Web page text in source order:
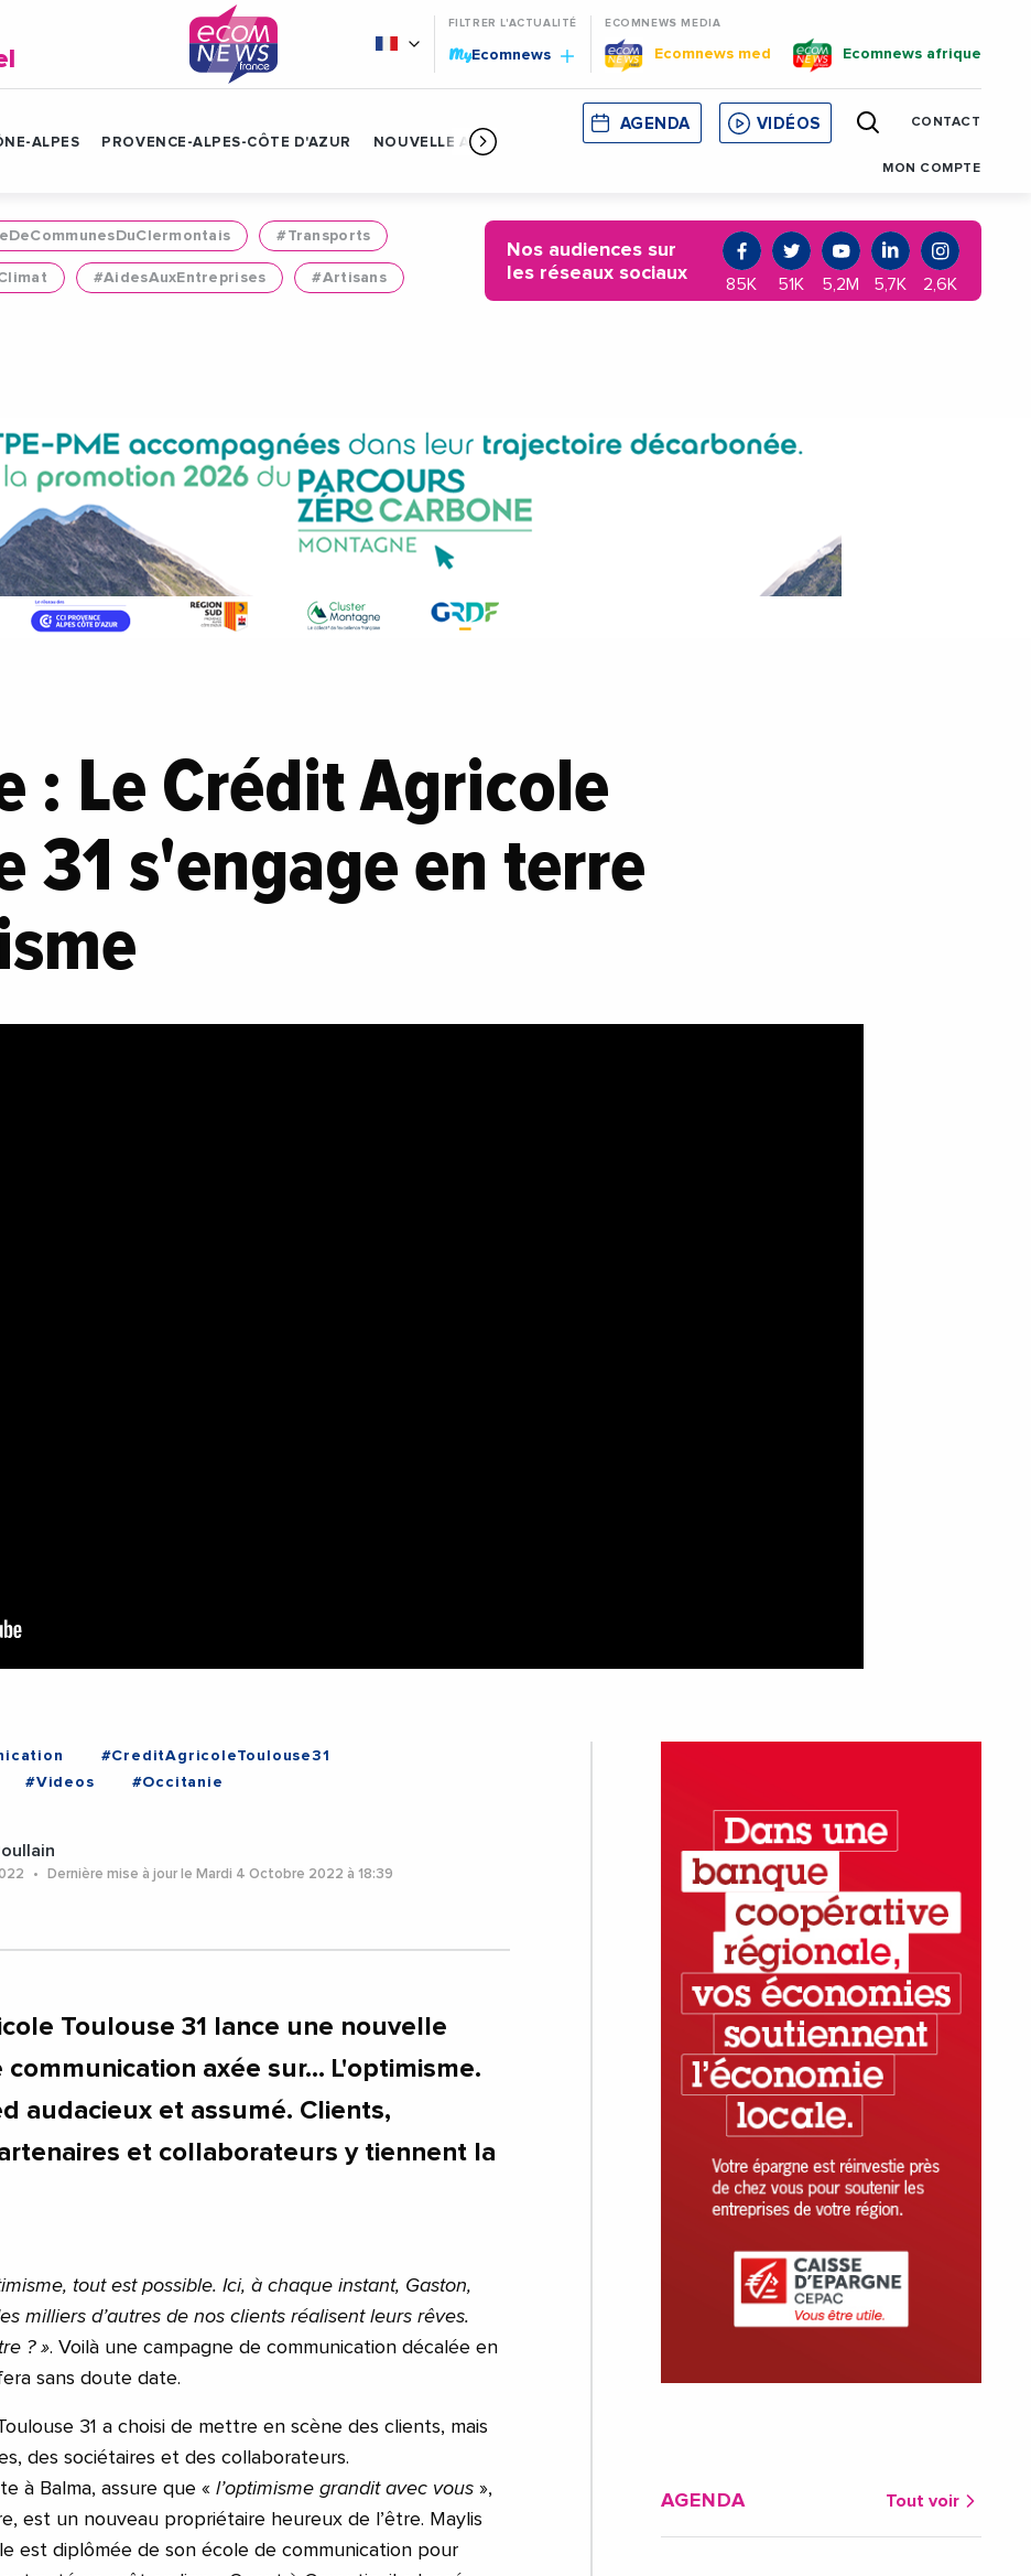
FILTRER L'ACTUALITÉ
MyEcomnews
ECOMNEWS MEDIA
Ecomnews med Ecomnews afrique
ALPES PROVENCE-ALPES-CÔTE D'AZUR NOUVELLE AQUITAINE CORSE MONACO CATALOGNE
AGENDA VIDÉOS CONTACT
MON COMPTE
#Transports
#AidesAuxEntreprises #Artisans
Nos audiences sur
les réseaux sociaux
85K 51K 5,2M 5,7K 2,6K
: Le Crédit Agricole
31 s'engage en terre
#CreditAgricoleToulouse31
#Videos #Occitanie
Dernière mise à jour le Mardi 4 Octobre 2022 à 18:39
Toulouse 31 lance une nouvelle
communication axée sur… L'optimisme.
audacieux et assumé. Clients,
et collaborateurs y tiennent la
tout est possible. Ici, à chaque instant, Gaston,
milliers d’autres de nos clients réalisent leurs rêves.
? ». Voilà une campagne de communication décalée en
sans doute date.
31 a choisi de mettre en scène des clients, mais
des sociétaires et des collaborateurs.
à Balma, assure que « l’optimisme grandit avec vous »,
est un nouveau propriétaire heureux de l’être. Maylis
est diplômée de son école de communication pour
AGENDA Tout voir